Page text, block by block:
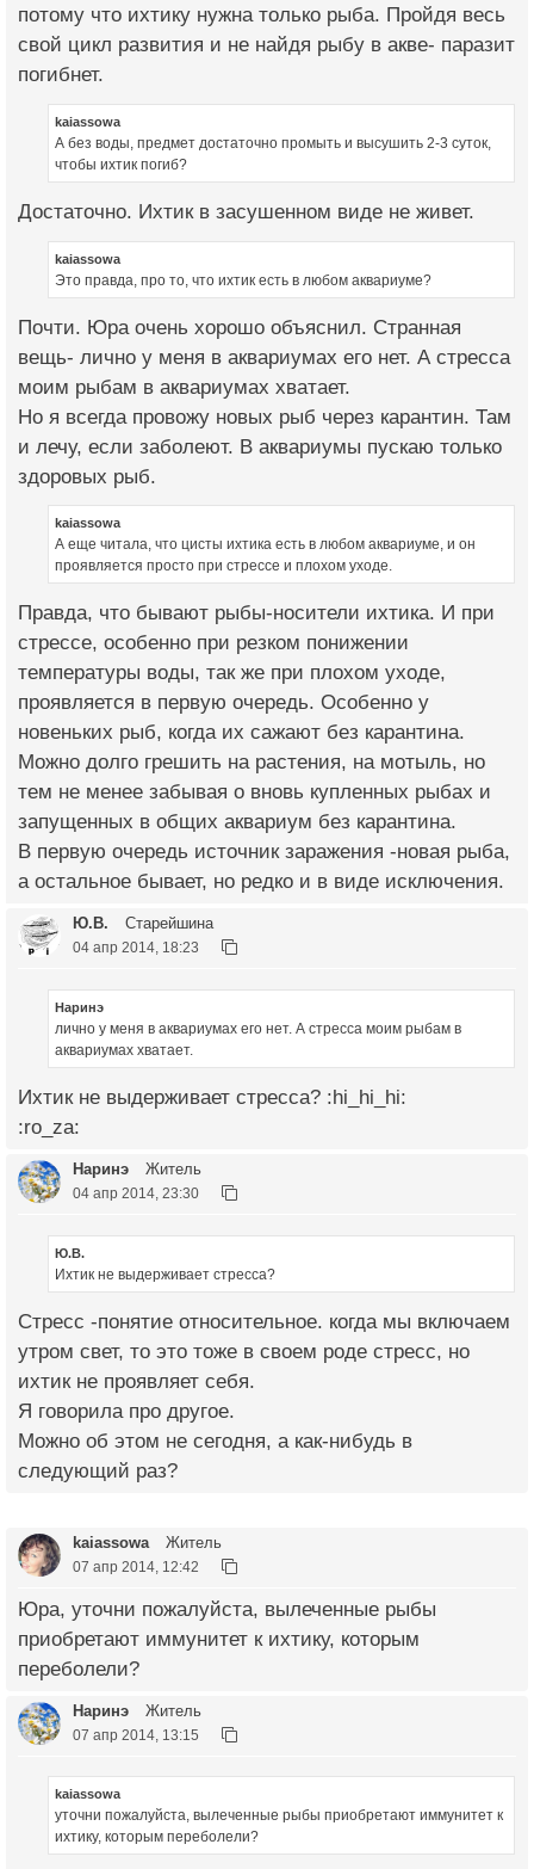
потому что ихтику нужна только рыба. Пройдя весь
свой цикл развития и не найдя рыбу в акве- паразит
погибнет.
kaiassowa
А без воды, предмет достаточно промыть и высушить 2-3 суток,
чтобы ихтик погиб?
Достаточно. Ихтик в засушенном виде не живет.
kaiassowa
Это правда, про то, что ихтик есть в любом аквариуме?
Почти. Юра очень хорошо объяснил. Странная
вещь- лично у меня в аквариумах его нет. А стресса
моим рыбам в аквариумах хватает.
Но я всегда провожу новых рыб через карантин. Там
и лечу, если заболеют. В аквариумы пускаю только
здоровых рыб.
kaiassowa
А еще читала, что цисты ихтика есть в любом аквариуме, и он
проявляется просто при стрессе и плохом уходе.
Правда, что бывают рыбы-носители ихтика. И при
стрессе, особенно при резком понижении
температуры воды, так же при плохом уходе,
проявляется в первую очередь. Особенно у
новеньких рыб, когда их сажают без карантина.
Можно долго грешить на растения, на мотыль, но
тем не менее забывая о вновь купленных рыбах и
запущенных в общих аквариум без карантина.
В первую очередь источник заражения -новая рыба,
а остальное бывает, но редко и в виде исключения.
Ю.В. Старейшина
04 апр 2014, 18:23
Наринэ
лично у меня в аквариумах его нет. А стресса моим рыбам в
аквариумах хватает.
Ихтик не выдерживает стресса? :hi_hi_hi:
:ro_za:
Наринэ Житель
04 апр 2014, 23:30
Ю.В.
Ихтик не выдерживает стресса?
Стресс -понятие относительное. когда мы включаем
утром свет, то это тоже в своем роде стресс, но
ихтик не проявляет себя.
Я говорила про другое.
Можно об этом не сегодня, а как-нибудь в
следующий раз?
kaiassowa Житель
07 апр 2014, 12:42
Юра, уточни пожалуйста, вылеченные рыбы
приобретают иммунитет к ихтику, которым
переболели?
Наринэ Житель
07 апр 2014, 13:15
kaiassowa
уточни пожалуйста, вылеченные рыбы приобретают иммунитет к
ихтику, которым переболели?